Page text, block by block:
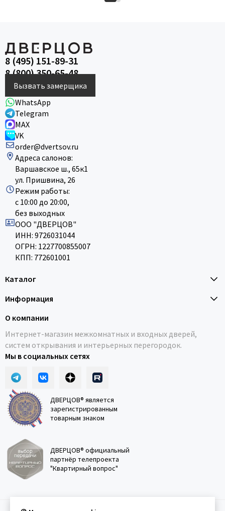
8 (495) 151-89-31
8 (800) 350-65-48
Вызвать замерщика
WhatsApp
Telegram
MAX
VK
order@dvertsov.ru
Адреса салонов:
Варшавское ш., 65к1
ул. Пришвина, 26
Режим работы:
с 10:00 до 20:00,
без выходных
ООО "ДВЕРЦОВ"
ИНН: 9726031044
ОГРН: 1227700855007
КПП: 772601001
Каталог
Информация
О компании
Интернет-магазин межкомнатных и входных дверей,
систем открывания и интерьерных перегородок.
Мы в социальных сетях
ДВЕРЦОВ® является
зарегистрированным
товарным знаком
ДВЕРЦОВ® официальный
партнёр телепроекта
"Квартирный вопрос"